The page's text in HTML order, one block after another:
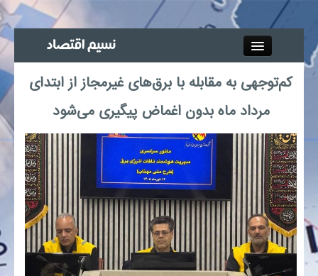
جذب خبرنگار
آگهی استخدام
پیوند‌ها
چند رسانه‌ای
کم‌توجهی به مقابله با برق‌های غیرمجاز از ابتدای
مرداد ماه بدون اغماض پیگیری می‌شود